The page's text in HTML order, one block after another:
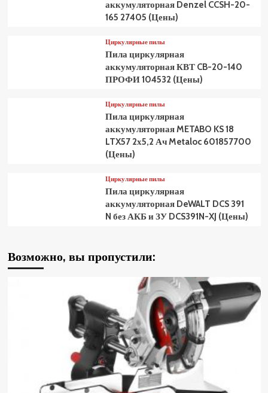
аккумуляторная Denzel CCSH-20-
165 27405 (Цены)
Циркулярные пилы
Пила циркулярная
аккумуляторная КВТ CB-20-140
ПРОФИ 104532 (Цены)
Циркулярные пилы
Пила циркулярная
аккумуляторная METABO KS 18
LTX57 2х5,2 Ач Metaloc 601857700
(Цены)
Циркулярные пилы
Пила циркулярная
аккумуляторная DeWALT DCS 391
N без АКБ и ЗУ DCS391N-XJ (Цены)
Возможно, вы пропустили: